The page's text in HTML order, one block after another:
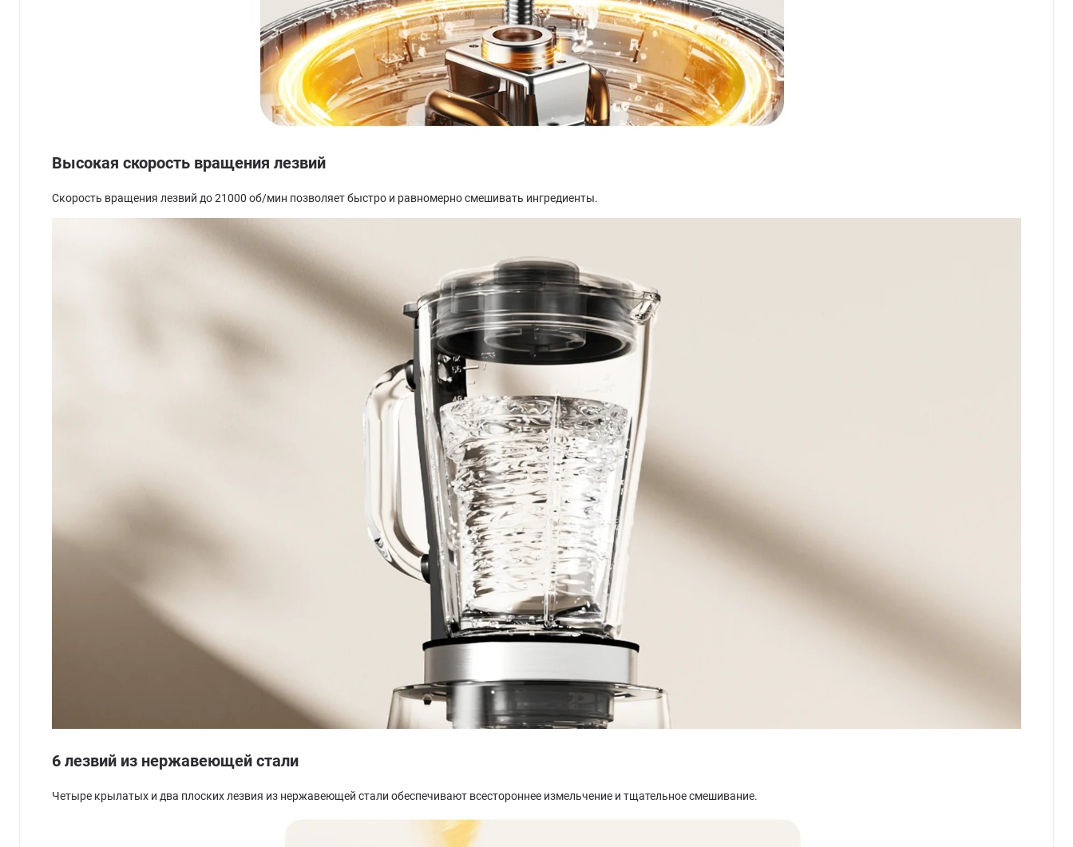
Высокая скорость вращения лезвий
Скорость вращения лезвий до 21000 об/мин позволяет быстро и равномерно смешивать ингредиенты.
6 лезвий из нержавеющей стали
Четыре крылатых и два плоских лезвия из нержавеющей стали обеспечивают всестороннее измельчение и тщательное смешивание.